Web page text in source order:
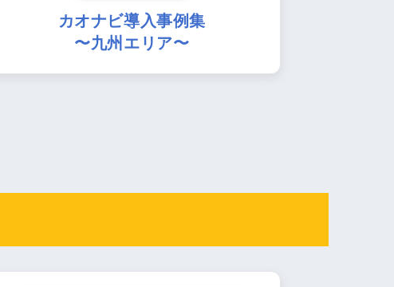
カオナビ導入事例集
〜九州エリア〜